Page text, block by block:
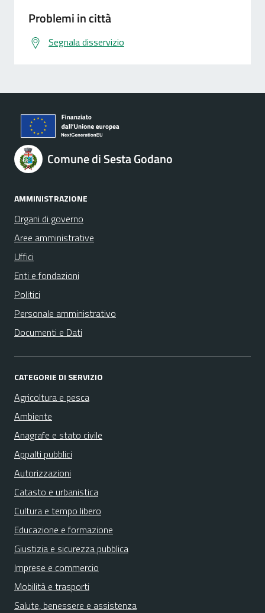
Problemi in città
Segnala disservizio
Comune di Sesta Godano
AMMINISTRAZIONE
Organi di governo
Aree amministrative
Uffici
Enti e fondazioni
Politici
Personale amministrativo
Documenti e Dati
CATEGORIE DI SERVIZIO
Agricoltura e pesca
Ambiente
Anagrafe e stato civile
Appalti pubblici
Autorizzazioni
Catasto e urbanistica
Cultura e tempo libero
Educazione e formazione
Giustizia e sicurezza pubblica
Imprese e commercio
Mobilità e trasporti
Salute, benessere e assistenza